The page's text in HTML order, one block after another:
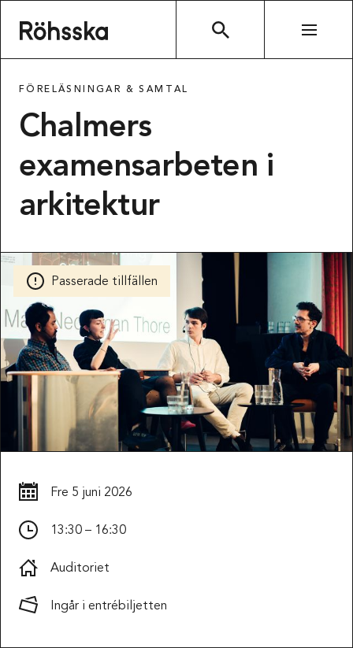
FÖRELÄSNINGAR & SAMTAL
Chalmers
examensarbeten i
arkitektur
Passerade tillfällen
Fre 5 juni 2026
13:30 – 16:30
Auditoriet
Ingår i entrébiljetten